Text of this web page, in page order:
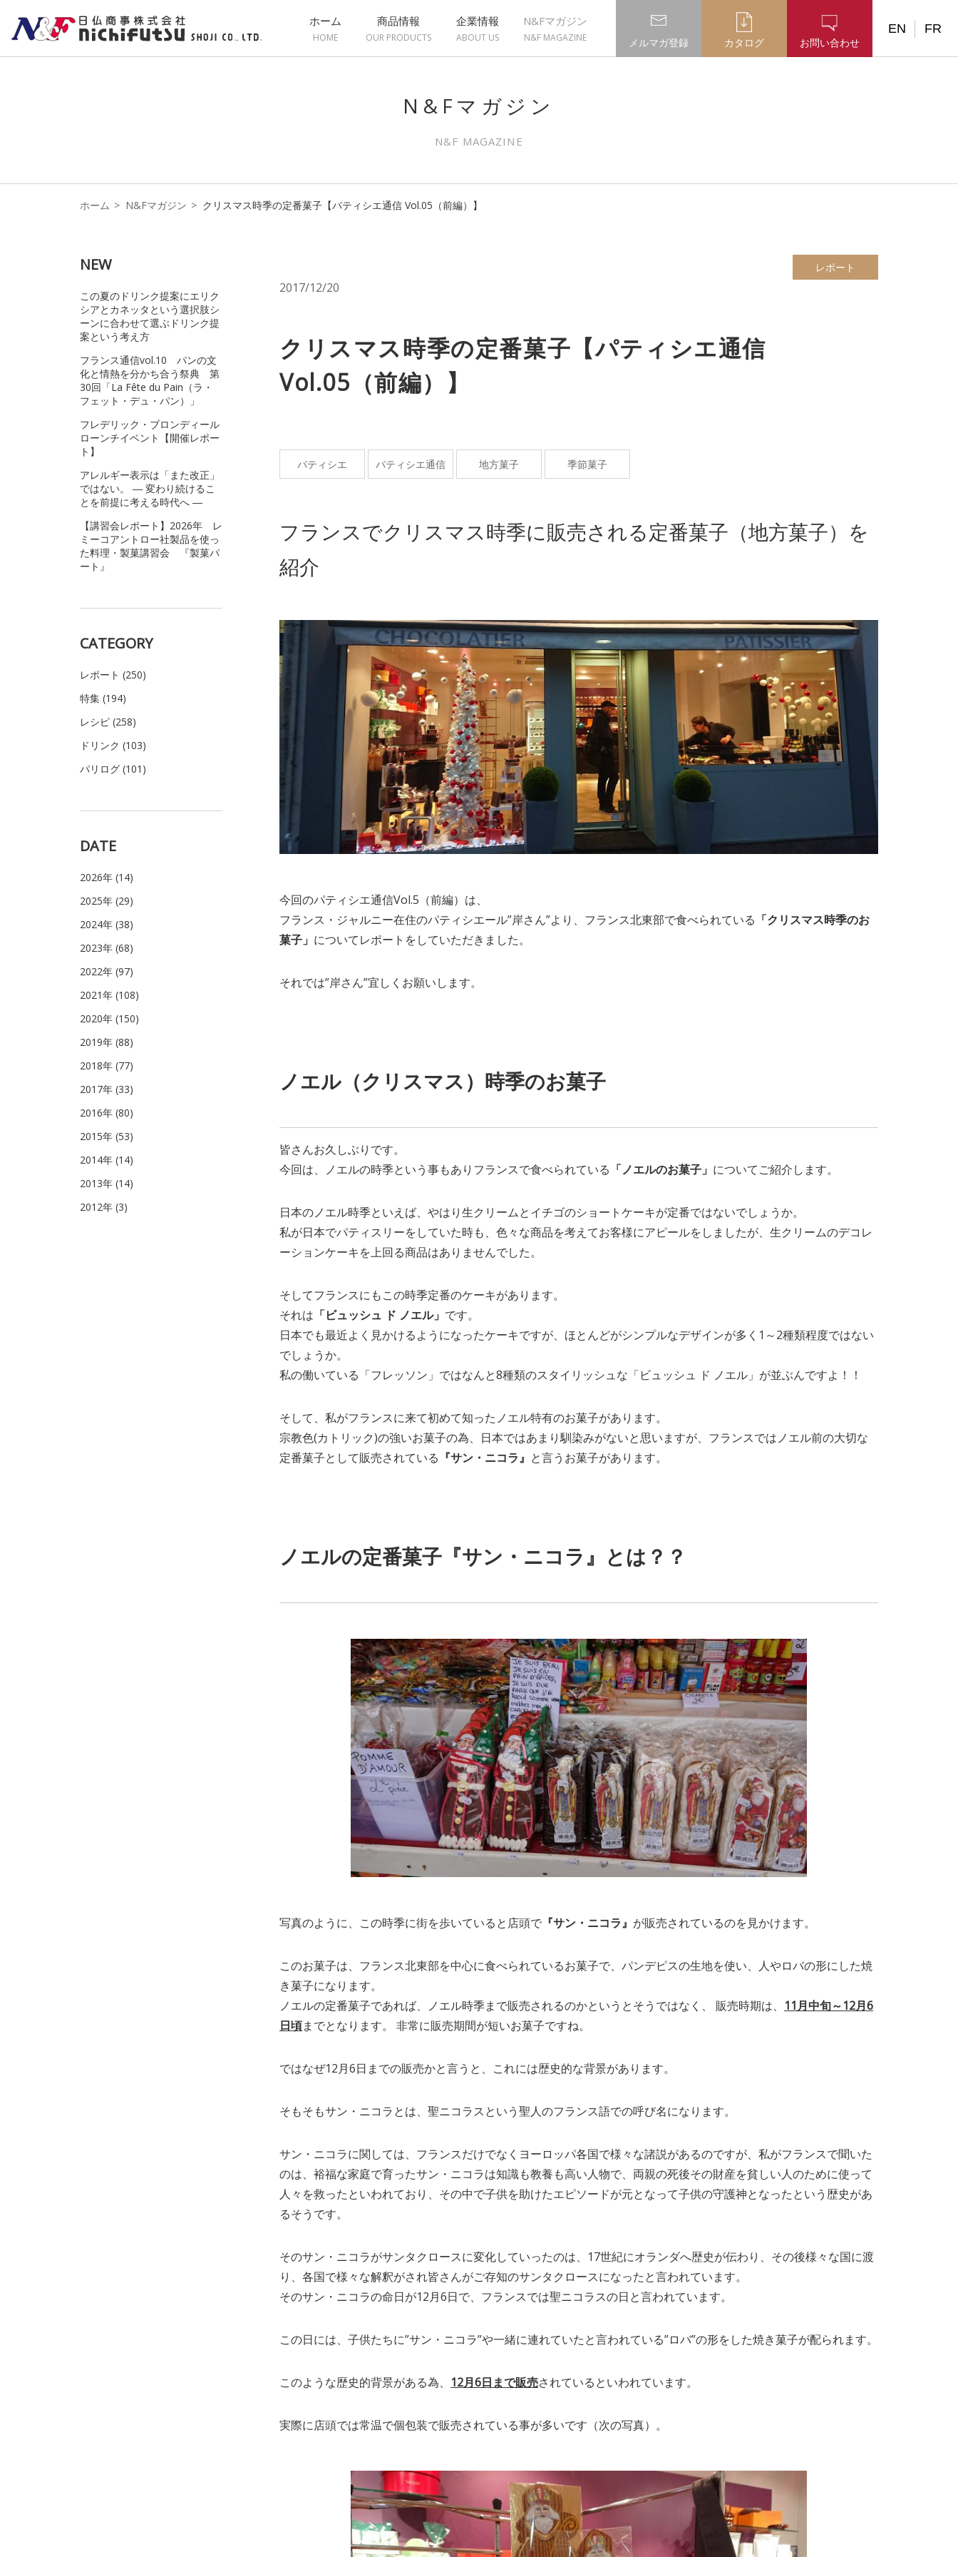
ホーム
HOME
商品情報
OUR PRODUCTS
企業情報
ABOUT US
N&Fマガジン
N&F MAGAZINE メルマガ登録 カタログ お問い合わせ
EN FR
N&Fマガジン
N&F MAGAZINE
ホーム N&Fマガジン クリスマス時季の定番菓子【パティシエ通信 Vol.05（前編）】
レポート
2017/12/20
クリスマス時季の定番菓子【パティシエ通信
Vol.05（前編）】
パティシエ パティシエ通信 地方菓子 季節菓子
フランスでクリスマス時季に販売される定番菓子（地方菓子）を
紹介
今回のパティシエ通信Vol.5（前編）は、
フランス・ジャルニー在住のパティシエール”岸さん”より、フランス北東部で食べられている 「クリスマス時季のお
菓子」 についてレポートをしていただきました。
それでは”岸さん”宜しくお願いします。
ノエル（クリスマス）時季のお菓子
皆さんお久しぶりです。
今回は、ノエルの時季という事もありフランスで食べられている 「ノエルのお菓子」 についてご紹介します。
日本のノエル時季といえば、やはり生クリームとイチゴのショートケーキが定番ではないでしょうか。
私が日本でパティスリーをしていた時も、色々な商品を考えてお客様にアピールをしましたが、生クリームのデコレ
ーションケーキを上回る商品はありませんでした。
そしてフランスにもこの時季定番のケーキがあります。
それは 「ビュッシュ ド ノエル」 です。
日本でも最近よく見かけるようになったケーキですが、ほとんどがシンプルなデザインが多く1～2種類程度ではない
でしょうか。
私の働いている「フレッソン」ではなんと8種類のスタイリッシュな「ビュッシュ ド ノエル」が並ぶんですよ！！
そして、私がフランスに来て初めて知ったノエル特有のお菓子があります。
宗教色(カトリック)の強いお菓子の為、日本ではあまり馴染みがないと思いますが、フランスではノエル前の大切な
定番菓子として販売されている 『サン・ニコラ』 と言うお菓子があります。
ノエルの定番菓子『サン・ニコラ』とは？？
写真のように、この時季に街を歩いていると店頭で 『サン・ニコラ』 が販売されているのを見かけます。
このお菓子は、フランス北東部を中心に食べられているお菓子で、パンデピスの生地を使い、人やロバの形にした焼
き菓子になります。
ノエルの定番菓子であれば、ノエル時季まで販売されるのかというとそうではなく、 販売時期は、 11月中旬～12月6
日頃までとなります。 非常に販売期間が短いお菓子ですね。
ではなぜ12月6日までの販売かと言うと、これには歴史的な背景があります。
そもそもサン・ニコラとは、聖ニコラスという聖人のフランス語での呼び名になります。
サン・ニコラに関しては、フランスだけでなくヨーロッパ各国で様々な諸説があるのですが、私がフランスで聞いた
のは、裕福な家庭で育ったサン・ニコラは知識も教養も高い人物で、両親の死後その財産を貧しい人のために使って
人々を救ったといわれており、その中で子供を助けたエピソードが元となって子供の守護神となったという歴史があ
るそうです。
そのサン・ニコラがサンタクロースに変化していったのは、17世紀にオランダへ歴史が伝わり、その後様々な国に渡
り、各国で様々な解釈がされ皆さんがご存知のサンタクロースになったと言われています。
そのサン・ニコラの命日が12月6日で、フランスでは聖ニコラスの日と言われています。
この日には、子供たちに”サン・ニコラ”や一緒に連れていたと言われている”ロバ”の形をした焼き菓子が配られます。
このような歴史的背景がある為、 12月6日まで販売されているといわれています。
実際に店頭では常温で個包装で販売されている事が多いです（次の写真）。
NEW
この夏のドリンク提案にエリク
シアとカネッタという選択肢シ
ーンに合わせて選ぶドリンク提
案という考え方
フランス通信vol.10 パンの文
化と情熱を分かち合う祭典 第
30回「La Fête du Pain（ラ・
フェット・デュ・パン）」
フレデリック・ブロンディール
ローンチイベント【開催レポー
ト】
アレルギー表示は「また改正」
ではない。 ― 変わり続けるこ
とを前提に考える時代へ ―
【講習会レポート】2026年 レ
ミーコアントロー社製品を使っ
た料理・製菓講習会 『製菓パ
ート』
CATEGORY
レポート (250)
特集 (194)
レシピ (258)
ドリンク (103)
パリログ (101)
DATE
2026年 (14)
2025年 (29)
2024年 (38)
2023年 (68)
2022年 (97)
2021年 (108)
2020年 (150)
2019年 (88)
2018年 (77)
2017年 (33)
2016年 (80)
2015年 (53)
2014年 (14)
2013年 (14)
2012年 (3)